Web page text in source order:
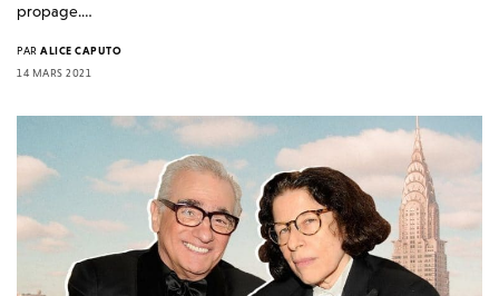
propage.…
PAR ALICE CAPUTO
14 MARS 2021